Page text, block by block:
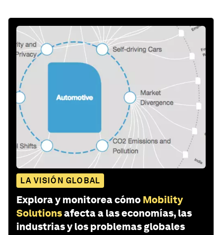
LA VISIÓN GLOBAL
Explora y monitorea cómo Mobility
Solutionsafecta a las economías, las
industrias y los problemas globales